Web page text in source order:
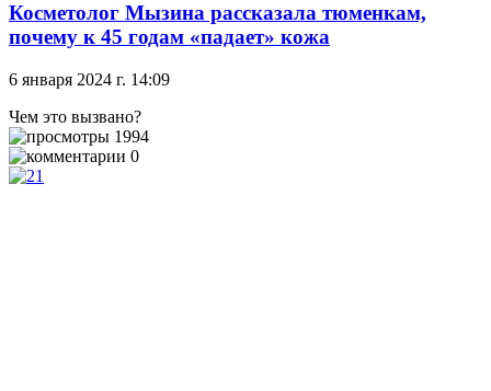
Косметолог Мызина рассказала тюменкам,
почему к 45 годам «падает» кожа
6 января 2024 г. 14:09
Чем это вызвано?
1994
0